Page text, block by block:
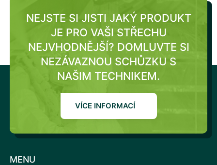
NEJSTE SI JISTI JAKÝ PRODUKT
JE PRO VAŠI STŘECHU
NEJVHODNĚJŠÍ? DOMLUVTE SI
NEZÁVAZNOU SCHŮZKU S
NAŠIM TECHNIKEM.
VÍCE INFORMACÍ
MENU